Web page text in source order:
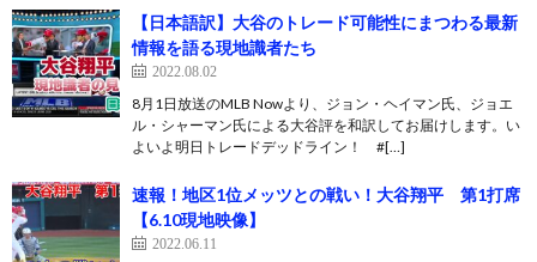
【日本語訳】大谷のトレード可能性にまつわる最新
情報を語る現地識者たち
2022.08.02
8月1日放送のMLB Nowより、ジョン・ヘイマン氏、ジョエ
ル・シャーマン氏による大谷評を和訳してお届けします。い
よいよ明日トレードデッドライン！ #[…]
速報！地区1位メッツとの戦い！大谷翔平 第1打席
【6.10現地映像】
2022.06.11